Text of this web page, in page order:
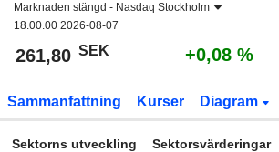
Marknaden stängd - Nasdaq Stockholm
18.00.00 2026-08-07
261,80 SEK +0,08 %
Sammanfattning Kurser Diagram
Sektorns utveckling Sektorsvärderingar